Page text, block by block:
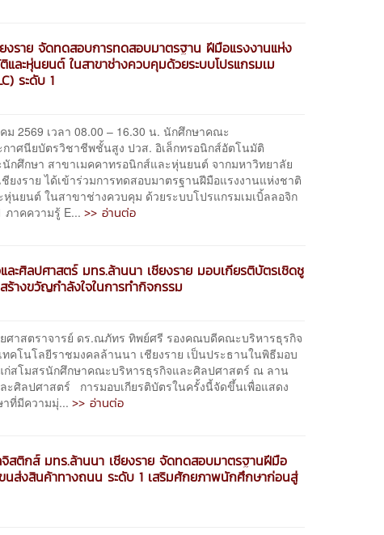
ราย จัดทดสอบการทดสอบมาตรฐาน ฝีมือแรงงานแห่ง
ละหุ่นยนต์ ในสาขาช่างควบคุมด้วยระบบโปรแกรมเม
ระดับ 1
2569 เวลา 08.00 – 16.30 น. นักศึกษาคณะ
าศนียบัตรวิชาชีพชั้นสูง ปวส. อิเล็กทรอนิกส์อัตโนมัติ
กศึกษา สาขาเมคคาทรอนิกส์และหุ่นยนต์ จากมหาวิทยาลัย
ยงราย ได้เข้าร่วมการทดสอบมาตรฐานฝีมือแรงงานแห่งชาติ
นยนต์ ในสาขาช่างควบคุม ด้วยระบบโปรแกรมเมเบิ้ลลอจิก
ภาคความรู้ E...>> อ่านต่อ
ะศิลปศาสตร์ มทร.ล้านนา เชียงราย มอบเกียรติบัตรเชิดชู
ร้างขวัญกำลังใจในการทำกิจกรรม
าสตราจารย์ ดร.ณภัทร ทิพย์ศรี รองคณบดีคณะบริหารธุรกิจ
คโนโลยีราชมงคลล้านนา เชียงราย เป็นประธานในพิธีมอบ
แก่สโมสรนักศึกษาคณะบริหารธุรกิจและศิลปศาสตร์ ณ ลาน
ะศิลปศาสตร์ การมอบเกียรติบัตรในครั้งนี้จัดขึ้นเพื่อแสดง
าที่มีความมุ่...>> อ่านต่อ
สติกส์ มทร.ล้านนา เชียงราย จัดทดสอบมาตรฐานฝีมือ
นส่งสินค้าทางถนน ระดับ 1 เสริมศักยภาพนักศึกษาก่อนสู่